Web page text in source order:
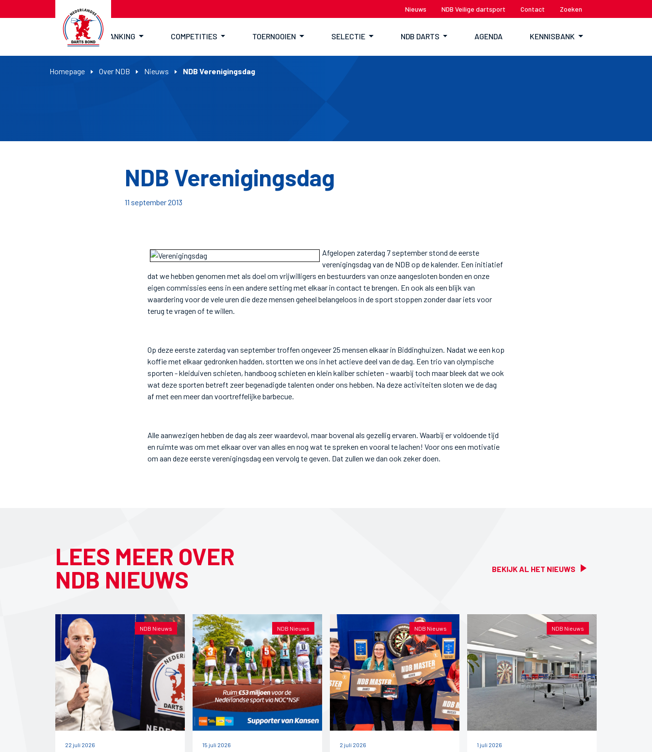
Nieuws NDB Veilige dartsport Contact Zoeken
RANKING COMPETITIES TOERNOOIEN SELECTIE NDB DARTS AGENDA KENNISBANK
Homepage Over NDB Nieuws NDB Verenigingsdag
NDB Verenigingsdag
11 september 2013
Afgelopen zaterdag 7 september stond de eerste
verenigingsdag van de NDB op de kalender. Een initiatief
dat we hebben genomen met als doel om vrijwilligers en bestuurders van onze aangesloten bonden en onze
eigen commissies eens in een andere setting met elkaar in contact te brengen. En ook als een blijk van
waardering voor de vele uren die deze mensen geheel belangeloos in de sport stoppen zonder daar iets voor
terug te vragen of te willen.
Op deze eerste zaterdag van september troffen ongeveer 25 mensen elkaar in Biddinghuizen. Nadat we een kop
koffie met elkaar gedronken hadden, stortten we ons in het actieve deel van de dag. Een trio van olympische
sporten - kleiduiven schieten, handboog schieten en klein kaliber schieten - waarbij toch maar bleek dat we ook
wat deze sporten betreft zeer begenadigde talenten onder ons hebben. Na deze activiteiten sloten we de dag
af met een meer dan voortreffelijke barbecue.
Alle aanwezigen hebben de dag als zeer waardevol, maar bovenal als gezellig ervaren. Waarbij er voldoende tijd
en ruimte was om met elkaar over van alles en nog wat te spreken en vooral te lachen! Voor ons een motivatie
om aan deze eerste verenigingsdag een vervolg te geven. Dat zullen we dan ook zeker doen.
LEES MEER OVER
NDB NIEUWS
BEKIJK AL HET NIEUWS
NDB Nieuws
22 juli 2026
NDB Nieuws
15 juli 2026
NDB Nieuws
2 juli 2026
NDB Nieuws
1 juli 2026